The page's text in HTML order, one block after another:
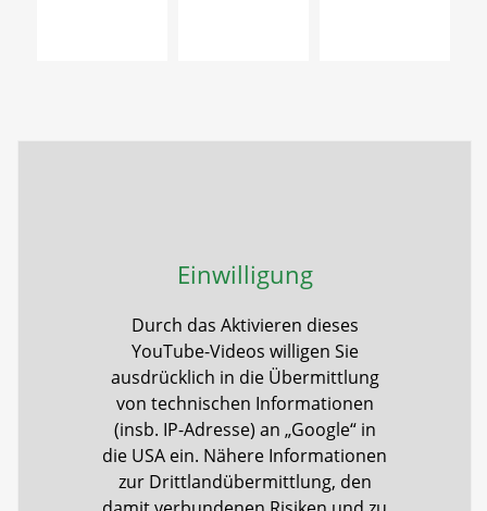
Einwilligung
Durch das Aktivieren dieses
YouTube-Videos willigen Sie
ausdrücklich in die Übermittlung
von technischen Informationen
(insb. IP-Adresse) an „Google“ in
die USA ein. Nähere Informationen
zur Drittlandübermittlung, den